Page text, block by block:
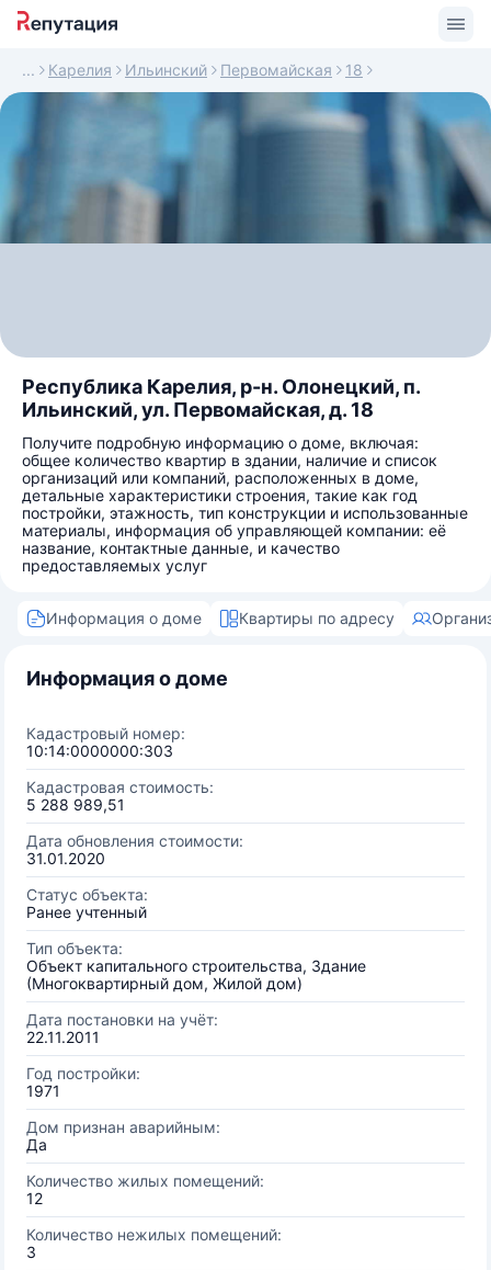
Карелия Ильинский Первомайская 18
Республика Карелия, р-н. Олонецкий, п.
Ильинский, ул. Первомайская, д. 18
Получите подробную информацию о доме, включая:
общее количество квартир в здании, наличие и список
организаций или компаний, расположенных в доме,
детальные характеристики строения, такие как год
постройки, этажность, тип конструкции и использованные
материалы, информация об управляющей компании: её
название, контактные данные, и качество
предоставляемых услуг
Информация о доме Квартиры по адресу
Информация о доме
Кадастровый номер:
10:14:0000000:303
Кадастровая стоимость:
5 288 989,51
Дата обновления стоимости:
31.01.2020
Статус объекта:
Ранее учтенный
Тип объекта:
Объект капитального строительства, Здание
(Многоквартирный дом, Жилой дом)
Дата постановки на учёт:
22.11.2011
Год постройки:
1971
Дом признан аварийным:
Да
Количество жилых помещений:
12
Количество нежилых помещений:
3